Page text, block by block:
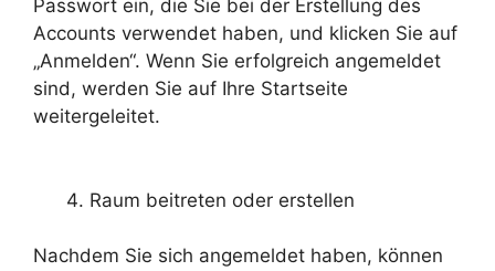
Passwort ein, die Sie bei der Erstellung des
Accounts verwendet haben, und klicken Sie auf
„Anmelden“. Wenn Sie erfolgreich angemeldet
sind, werden Sie auf Ihre Startseite
weitergeleitet.
Raum beitreten oder erstellen
Nachdem Sie sich angemeldet haben, können